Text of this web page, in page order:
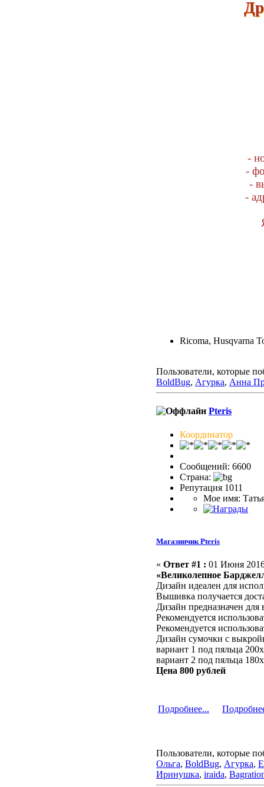
-
-
-
Ricoma, Husqvarna
Пользователи, которые
BoldBug, Агурка, Анна
Pteris
Координатор
Сообщений: 6600
Страна:
Репутация 1011
Мое имя:
Магазинчик Pteris
« Ответ #1 : 01 Июня
«Великолепное
Дизайн идеален для
Вышивка получается
Дизайн предназначен
Рекомендуется
Рекомендуется
Дизайн сумочки с
вариант 1 под пяльца
вариант 2 под пяльца
Цена 800 рублей
Подробнее...
Пользователи, которые
Ольга, BoldBug, Агурка,
Иринушка, iraida,